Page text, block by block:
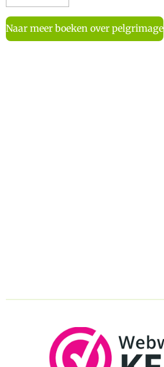
Naar meer boeken over pelgrimage